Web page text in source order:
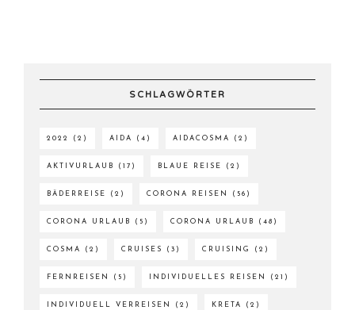
SCHLAGWÖRTER
2022 (2) AIDA (4) AIDACOSMA (2)
AKTIVURLAUB (17) BLAUE REISE (2)
BÄDERREISE (2) CORONA REISEN (56)
CORONA URLAUB (5) CORONA URLAUB (48)
COSMA (2) CRUISES (3) CRUISING (2)
FERNREISEN (5) INDIVIDUELLES REISEN (21)
INDIVIDUELL VERREISEN (2) KRETA (2)